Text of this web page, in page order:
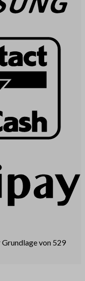
von 529